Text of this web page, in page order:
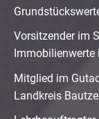
Vorsitzender im
Mitglied im
Landkreis